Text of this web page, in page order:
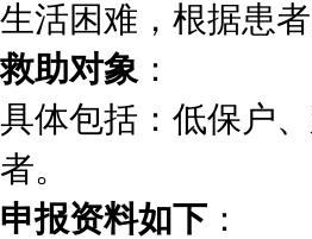
生活困难，根据患
救助对象 ：
具体包括：低保户
者。
申报资料如下 ：